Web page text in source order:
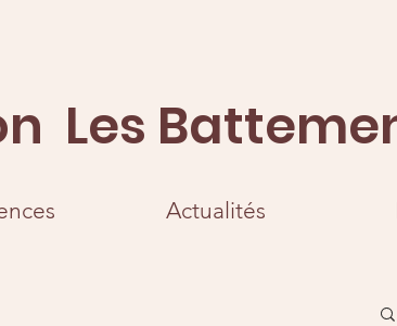
Les
Actualités